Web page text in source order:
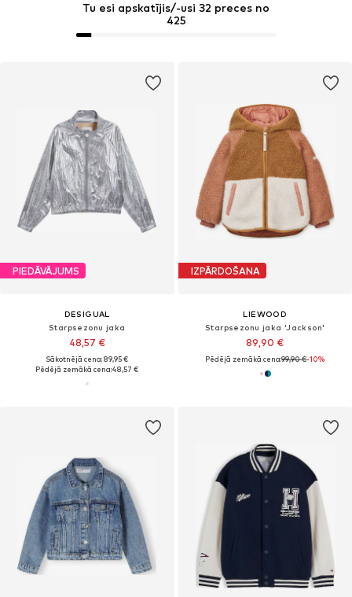
Tu esi apskatījis/-usi 32 preces no
425
PIEDĀVĀJUMS
DESIGUAL
Starpsezonu jaka
48,57 €
Sākotnējā cena: 89,95 €
Pēdējā zemākā cena:48,57 €
IZPĀRDOŠANA
LIEWOOD
Starpsezonu jaka 'Jackson'
89,90 €
Pēdējā zemākā cena:99,90 €-10%